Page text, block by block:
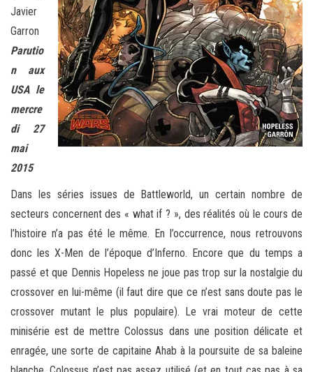
Javier
Garron
Parutio
n aux
USA le
mercre
di 27
mai
2015
Dans les séries issues de Battleworld, un certain nombre de
secteurs concernent des « what if ? », des réalités où le cours de
l’histoire n’a pas été le même. En l’occurrence, nous retrouvons
donc les X-Men de l’époque d’Inferno. Encore que du temps a
passé et que Dennis Hopeless ne joue pas trop sur la nostalgie du
crossover en lui-même (il faut dire que ce n’est sans doute pas le
crossover mutant le plus populaire). Le vrai moteur de cette
minisérie est de mettre Colossus dans une position délicate et
enragée, une sorte de capitaine Ahab à la poursuite de sa baleine